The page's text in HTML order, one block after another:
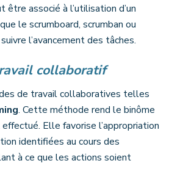
être associé à l’utilisation d’un
le scrumboard, scrumban ou
l’avancement des tâches.
collaboratif
de travail collaboratives telles
. Cette méthode rend le binôme
Elle favorise l’appropriation
identifiées au cours des
à ce que les actions soient